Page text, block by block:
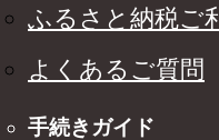
ふるさと納税ご
よくあるご質問
手続きガイド